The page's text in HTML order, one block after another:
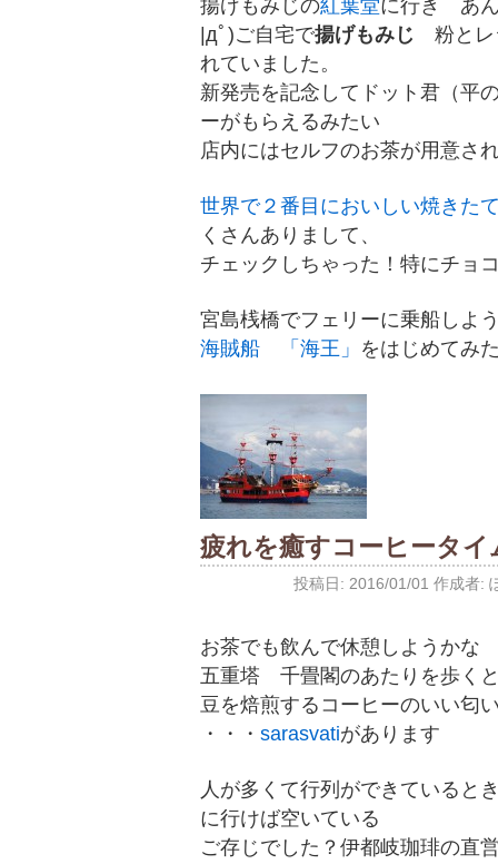
揚げもみじの紅葉堂に行き あ
|дﾟ)ご自宅で揚げもみじ 粉とレ
れていました。
新発売を記念してドット君（平
ーがもらえるみたい
店内にはセルフのお茶が用意さ
世界で２番目においしい焼きた
くさんありまして、
チェックしちゃった！特にチョ
宮島桟橋でフェリーに乗船し
海賊船 「海王」 をはじめてみ
疲れを癒すコーヒータイ
投稿日: 2016/01/01 作成者:
お茶でも飲んで休憩しようか
五重塔 千畳閣のあたりを歩く
豆を焙煎するコーヒーのいい匂
・・・ sarasvatiがあります
人が多くて行列ができている
に行けば空いている
ご存じでした？伊都岐珈琲の直